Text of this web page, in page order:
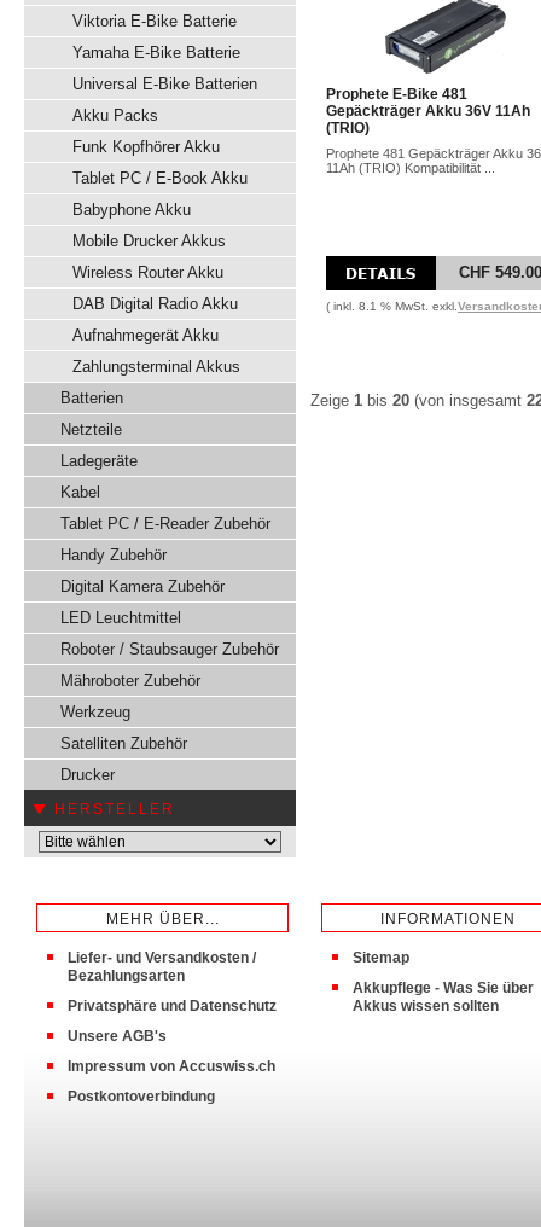
Viktoria E-Bike Batterie
Yamaha E-Bike Batterie
Universal E-Bike Batterien
Akku Packs
Funk Kopfhörer Akku
Tablet PC / E-Book Akku
Babyphone Akku
Mobile Drucker Akkus
Wireless Router Akku
DAB Digital Radio Akku
Aufnahmegerät Akku
Zahlungsterminal Akkus
Batterien
Netzteile
Ladegeräte
Kabel
Tablet PC / E-Reader Zubehör
Handy Zubehör
Digital Kamera Zubehör
LED Leuchtmittel
Roboter / Staubsauger Zubehör
Mähroboter Zubehör
Werkzeug
Satelliten Zubehör
Drucker
HERSTELLER
Prophete E-Bike 481
Gepäckträger Akku 36V 11Ah
(TRIO)
Prophete 481 Gepäckträger Akku
11Ah (TRIO) Kompatibilität ...
CHF 549.00
( inkl. 8.1 % MwSt. exkl.
Zeige 1 bis 20 (von insgesamt
MEHR ÜBER...
Liefer- und Versandkosten /
Bezahlungsarten
Privatsphäre und Datenschutz
Unsere AGB's
Impressum von Accuswiss.ch
Postkontoverbindung
INFORMATIONEN
Sitemap
Akkupflege - Was Sie über
Akkus wissen sollten